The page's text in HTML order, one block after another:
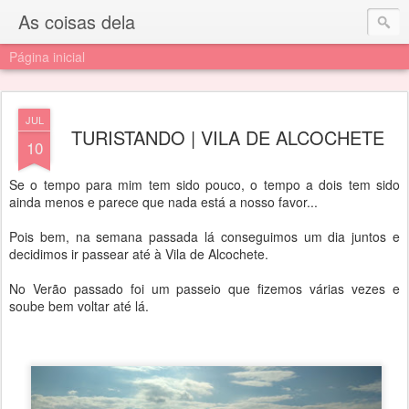
As coisas dela
Página inicial
JUL
10 TURISTANDO | VILA DE ALCOCHETE
Se o tempo para mim tem sido pouco, o tempo a dois tem sido
ainda menos e parece que nada está a nosso favor...
Pois bem, na semana passada lá conseguimos um dia juntos e
decidimos ir passear até à Vila de Alcochete.
No Verão passado foi um passeio que fizemos várias vezes e
soube bem voltar até lá.